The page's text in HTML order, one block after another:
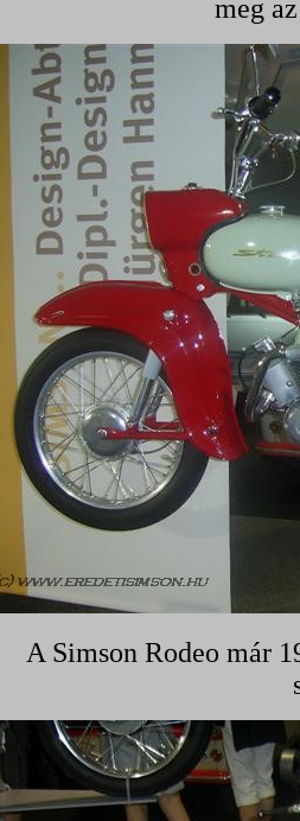
meg
A Simson Rodeo már